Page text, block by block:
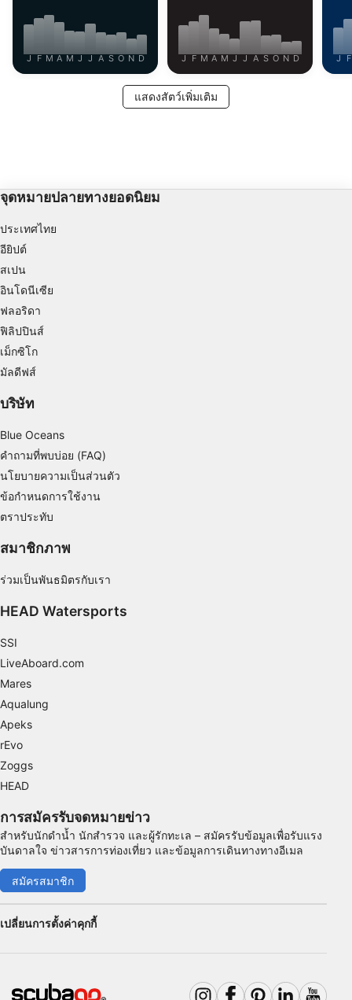
J F M A M J J A S O N D J F M A M J J A S O N D J F
แสดงสัตว์เพิ่มเติม
จุดหมายปลายทางยอดนิยม
ประเทศไทย
อียิปต์
สเปน
อินโดนีเซีย
ฟลอริดา
ฟิลิปปินส์
เม็กซิโก
มัลดีฟส์
บริษัท
Blue Oceans
คำถามที่พบบ่อย (FAQ)
นโยบายความเป็นส่วนตัว
ข้อกำหนดการใช้งาน
ตราประทับ
สมาชิกภาพ
ร่วมเป็นพันธมิตรกับเรา
HEAD Watersports
SSI
LiveAboard.com
Mares
Aqualung
Apeks
rEvo
Zoggs
HEAD
การสมัครรับจดหมายข่าว
สำหรับนักดำน้ำ นักสำรวจ และผู้รักทะเล – สมัครรับข้อมูลเพื่อรับแรง
บันดาลใจ ข่าวสารการท่องเที่ยว และข้อมูลการเดินทางทางอีเมล
สมัครสมาชิก
เปลี่ยนการตั้งค่าคุกกี้
ประสิทธิภาพการทำงาน
การทำงาน